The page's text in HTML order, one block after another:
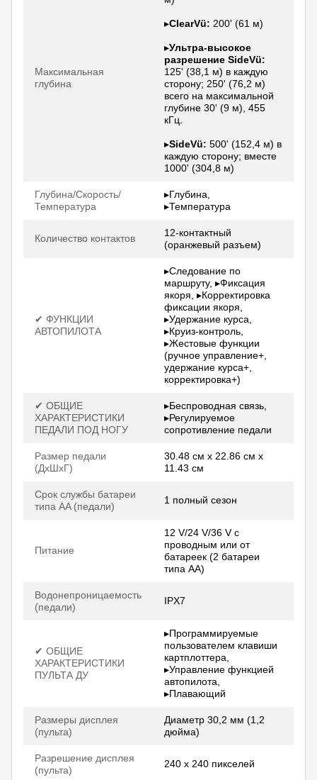
Максимальная
глубина
▸ClearVü: 200' (61 м)
▸Ультра-высокое
разрешение SideVü:
125' (38,1 м) в каждую
сторону; 250' (76,2 м)
всего на максимальной
глубине 30' (9 м), 455
кГц.
▸SideVü: 500' (152,4 м) в
каждую сторону; вместе
1000' (304,8 м)
Глубина/Скорость/
Температура
▸Глубина,
▸Температура
Количество контактов
12-контактный
(оранжевый разъем)
✔ ФУНКЦИИ
АВТОПИЛОТА
▸Следование по
маршруту, ▸Фиксация
якоря, ▸Корректировка
фиксации якоря,
▸Удержание курса,
▸Круиз-контроль,
▸Жестовые функции
(ручное управление+,
удержание курса+,
корректировка+)
✔ ОБЩИЕ
ХАРАКТЕРИСТИКИ
ПЕДАЛИ ПОД НОГУ
▸Беспроводная связь,
▸Регулируемое
сопротивление педали
Размер педали
(ДхШхГ)
30.48 см x 22.86 см x
11.43 см
Срок службы батареи
типа AA (педали)
1 полный сезон
Питание
12 V/24 V/36 V с
проводным или от
батареек (2 батареи
типа AA)
Водонепроницаемость
(педали)
IPX7
✔ ОБЩИЕ
ХАРАКТЕРИСТИКИ
ПУЛЬТА ДУ
▸Программируемые
пользователем клавиши
картплоттера,
▸Управление функцией
автопилота,
▸Плавающий
Размеры дисплея
(пульта)
Диаметр 30,2 мм (1,2
дюйма)
Разрешение дисплея
(пульта)
240 x 240 пикселей